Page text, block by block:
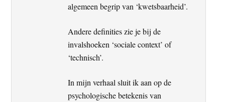
algemeen begrip van ‘kwetsbaarheid’.
Andere definities zie je bij de
invalshoeken ‘sociale context’ of
‘technisch’.
In mijn verhaal sluit ik aan op de
psychologische betekenis van